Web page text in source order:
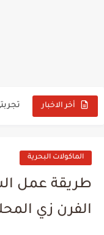
أخر الاخبار
الماكولات البحرية
طريقة عمل
الفرن زي